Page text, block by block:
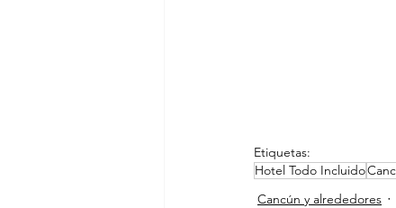
Etiquetas:
Hotel Todo Incluido
Cancún y alrededores